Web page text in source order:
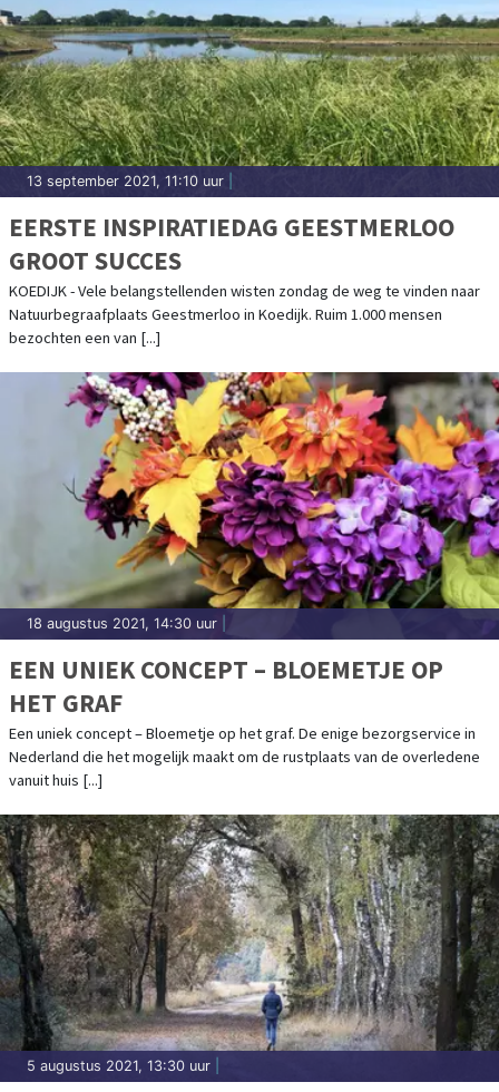
13 september 2021, 11:10 uur
EERSTE INSPIRATIEDAG GEESTMERLOO
GROOT SUCCES
KOEDIJK - Vele belangstellenden wisten zondag de weg te vinden naar
Natuurbegraafplaats Geestmerloo in Koedijk. Ruim 1.000 mensen
bezochten een van [...]
18 augustus 2021, 14:30 uur
EEN UNIEK CONCEPT – BLOEMETJE OP
HET GRAF
Een uniek concept – Bloemetje op het graf. De enige bezorgservice in
Nederland die het mogelijk maakt om de rustplaats van de overledene
vanuit huis [...]
5 augustus 2021, 13:30 uur